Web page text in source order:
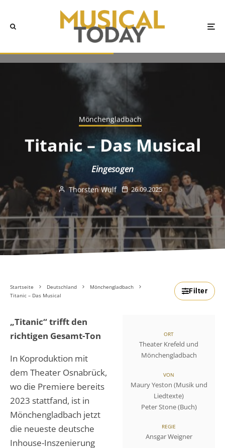
Mönchengladbach
Titanic – Das Musical
Eingesogen
Thorsten Wulf 26.09.2025
Startseite Deutschland
Mönchengladbach
Titanic – Das Musical
Filter
ORT
Theater Krefeld und
Mönchengladbach
VON
Maury Yeston (Musik und
Liedtexte)
Peter Stone (Buch)
REGIE
Ansgar Weigner
„Titanic“ trifft den
richtigen Gesamt-Ton
In Koproduktion mit
dem Theater Osnabrück,
wo die Premiere bereits
2023 stattfand, ist in
Mönchengladbach jetzt
die neueste deutsche
Inhouse-Inszenierung